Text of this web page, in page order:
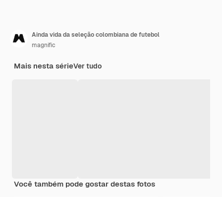
Ainda vida da seleção colombiana de futebol
magnific
Mais nesta sérieVer tudo
Você também pode gostar destas fotos